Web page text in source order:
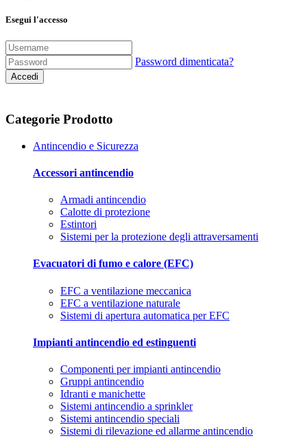
Esegui l'accesso
Password dimenticata?
Accedi
Categorie Prodotto
Antincendio e Sicurezza
Accessori antincendio
Armadi antincendio
Calotte di protezione
Estintori
Sistemi per la protezione degli attraversamenti
Evacuatori di fumo e calore (EFC)
EFC a ventilazione meccanica
EFC a ventilazione naturale
Sistemi di apertura automatica per EFC
Impianti antincendio ed estinguenti
Componenti per impianti antincendio
Gruppi antincendio
Idranti e manichette
Sistemi antincendio a sprinkler
Sistemi antincendio speciali
Sistemi di rilevazione ed allarme antincendio